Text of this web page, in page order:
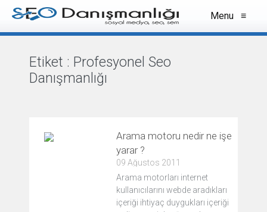
Menu ≡
Etiket : Profesyonel Seo
Danışmanlığı
Arama motoru nedir ne işe
yarar ?
09 Ağustos 2011
Arama motorları internet
kullanıcılarını webde aradıkları
içeriği ihtiyaç duygukları içeriği